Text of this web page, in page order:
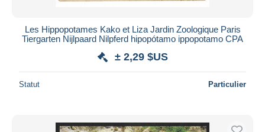
Les Hippopotames Kako et Liza Jardin Zoologique Paris
Tiergarten Nijlpaard Nilpferd hipopótamo ippopotamo CPA
± 2,29 $US
Statut Particulier